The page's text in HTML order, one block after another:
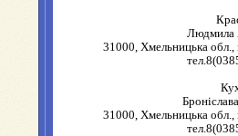
Людмила
31000, Хмельницька обл.,
31000, Хмельницька обл.,